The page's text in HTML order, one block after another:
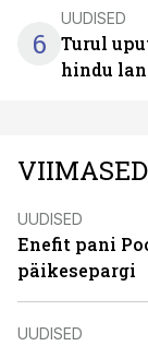
6
UUDISED
Turul
hindu
UUDISED
Enefit pani
päikesepargi
UUDISED